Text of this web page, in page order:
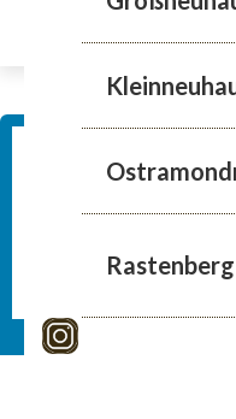
Rastenberg